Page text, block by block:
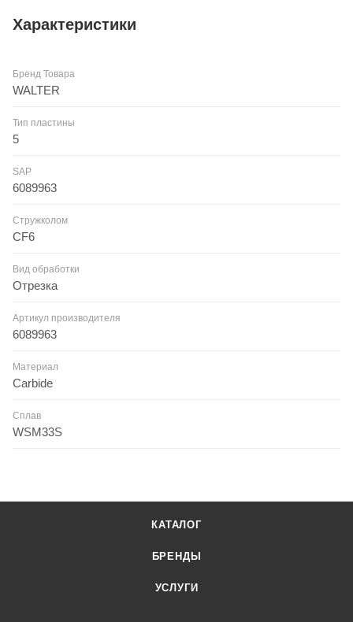
Характеристики
Бренд Товара
WALTER
Тип пластины
5
SAP
6089963
Стружколом
CF6
Вид обработки
Отрезка
Артикул производителя
6089963
Материал
Carbide
Сплав
WSM33S
КАТАЛОГ
БРЕНДЫ
УСЛУГИ